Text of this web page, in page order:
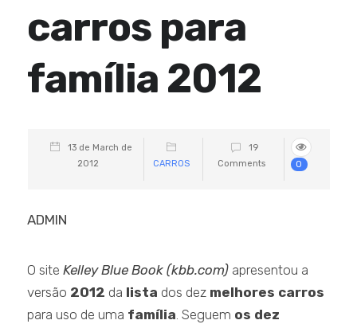
carros para
família 2012
13 de March de
2012
CARROS
19
Comments
0
ADMIN
O siteKelley Blue Book (kbb.com) apresentou a
versão 2012 da lista dos dez melhores carros
para uso de uma família. Seguem os dez